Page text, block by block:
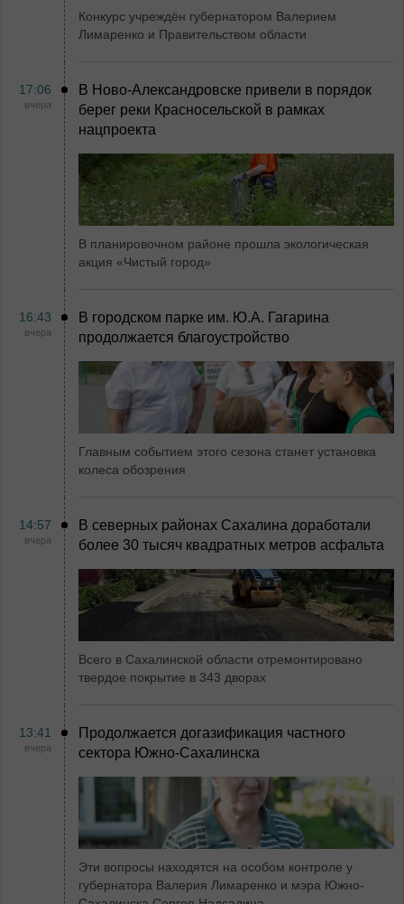
Конкурс учреждён губернатором Валерием
Лимаренко и Правительством области
17:06
вчера
В Ново-Александровске привели в порядок
берег реки Красносельской в рамках
нацпроекта
В планировочном районе прошла экологическая
акция «Чистый город»
16:43
вчера
В городском парке им. Ю.А. Гагарина
продолжается благоустройство
Главным событием этого сезона станет установка
колеса обозрения
14:57
вчера
В северных районах Сахалина доработали
более 30 тысяч квадратных метров асфальта
Всего в Сахалинской области отремонтировано
твердое покрытие в 343 дворах
13:41
вчера
Продолжается догазификация частного
сектора Южно-Сахалинска
Эти вопросы находятся на особом контроле у
губернатора Валерия Лимаренко и мэра Южно-